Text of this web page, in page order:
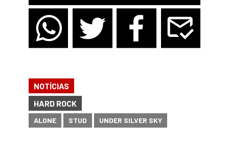
NOTÍCIAS
HARD ROCK
ALONE STUD UNDER SILVER SKY